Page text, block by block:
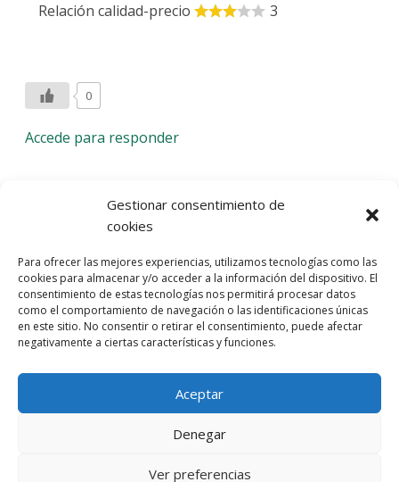
Gestionar consentimiento de
cookies
Para ofrecer las mejores experiencias, utilizamos tecnologías como las
cookies para almacenar y/o acceder a la información del dispositivo. El
consentimiento de estas tecnologías nos permitirá procesar datos
como el comportamiento de navegación o las identificaciones únicas
en este sitio. No consentir o retirar el consentimiento, puede afectar
negativamente a ciertas características y funciones.
Aceptar
Denegar
Ver preferencias
Relación calidad-precio 3
0
Accede para responder
Deja una respuesta
comentario.
Entra con tu red social
He leído y acepto laPolítica de Privacidad